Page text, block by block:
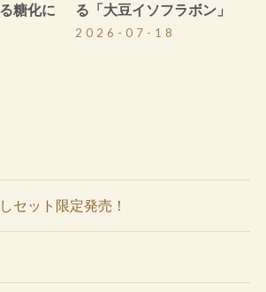
糖化に
る「大豆イソフラボン」
2026-07-18
セット限定発売！